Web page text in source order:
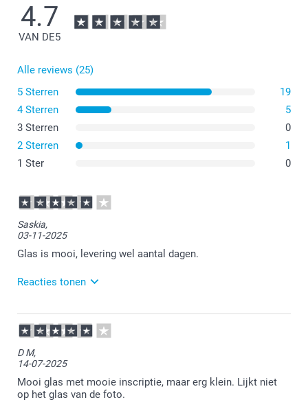
4.7
VAN DE5
Alle reviews (25)
5 Sterren
19
4 Sterren
5
3 Sterren
0
2 Sterren
1
1 Ster
0
Saskia,
03-11-2025
Glas is mooi, levering wel aantal dagen.
Reacties tonen
04-11-2025
11:19
Bedankt voor je review. Fijn om te horen dat je
wellicht tot een volgende keer.
D M,
14-07-2025
Mooi glas met mooie inscriptie, maar erg klein. Lijkt niet
op het glas van de foto.